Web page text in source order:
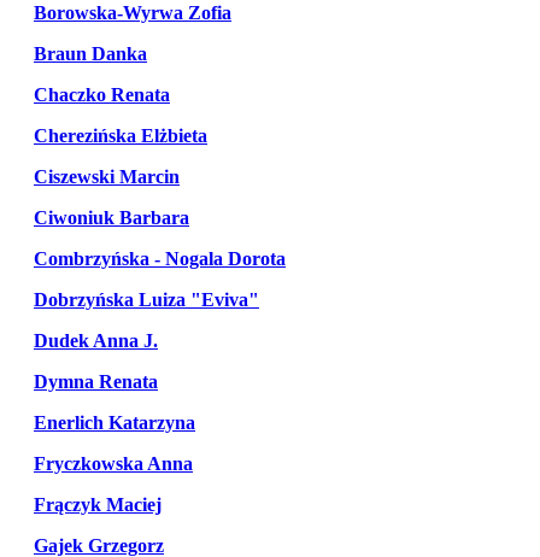
Borowska-Wyrwa Zofia
Braun Danka
Chaczko Renata
Cherezińska Elżbieta
Ciszewski Marcin
Ciwoniuk Barbara
Combrzyńska - Nogala Dorota
Dobrzyńska Luiza "Eviva"
Dudek Anna J.
Dymna Renata
Enerlich Katarzyna
Fryczkowska Anna
Frączyk Maciej
Gajek Grzegorz